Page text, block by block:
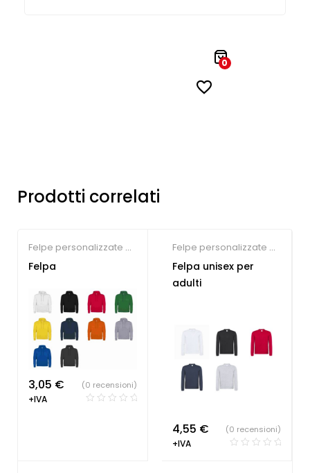
0
Prodotti correlati
Felpe personalizzate on
line
Felpa
3,05 €
+IVA
(0 recensioni)
Felpe personalizzate on
line
Felpa unisex per
adulti
4,55 €
+IVA
(0 recensioni)